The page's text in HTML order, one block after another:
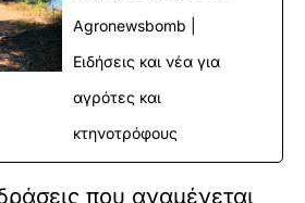
Agronewsbomb |
Ειδήσεις και νέα για
αγρότες και
κτηνοτρόφους
που αναμένεται